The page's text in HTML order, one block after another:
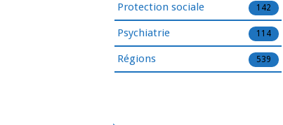
Protection sociale 142
Psychiatrie 114
Régions 539